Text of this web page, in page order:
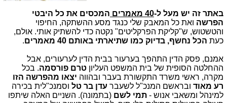
באתר זה יש מעל ל-40 מאמרים
המכסים את כל היבטי
הפרשה ואת כל המאבק שלי כנגד מסע ההשתקה, החיפוי
והטשטוש, ש"קליקת הפרקליטים" נקטה כדי להשתיק אותי. אולם,
כעת הכל נחשף, בדיוק כמו שתיארתי באותם 40 מאמרים .
אמנם, פסק הדין התהפך בערעור בבית הדין לערעורים, אבל
ההחלטה הסופית של בית המשפט העליון טרם פורסמה. בכל
מקרה, ראשי משרד התקשורת בעבר ובהווה יצאו מהפרשה הזו
רע מאוד ובראשם המנכ"ל לשעבר עדן בר טל וסמנכ"לית בכירה
למינהל ומשאבי אנוש - תמי לשם (בתמונה). השניים האלה שיתפו